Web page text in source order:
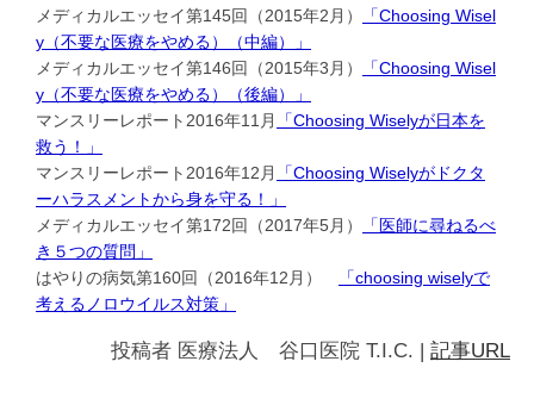
メディカルエッセイ第145回（2015年2月）
「Choosing Wisel
y（不要な医療をやめる）（中編）」
メディカルエッセイ第146回（2015年3月）
「Choosing Wisel
y（不要な医療をやめる）（後編）」
マンスリーレポート2016年11月
「Choosing Wiselyが日本を
救う！」
マンスリーレポート2016年12月
「Choosing Wiselyがドクタ
ーハラスメントから身を守る！」
メディカルエッセイ第172回（2017年5月）
「医師に尋ねるべ
き５つの質問」
はやりの病気第160回（2016年12月）
「choosing wiselyで
考えるノロウイルス対策」
投稿者 医療法人 谷口医院 T.I.C. | 記事URL